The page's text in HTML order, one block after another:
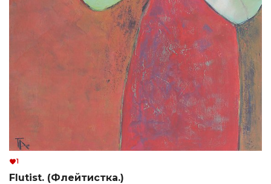
1
Flutist. (Флейтистка.)